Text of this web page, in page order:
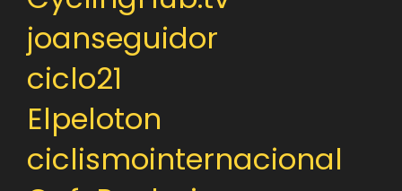
joanseguidor
ciclo21
Elpeloton
ciclismointernacional